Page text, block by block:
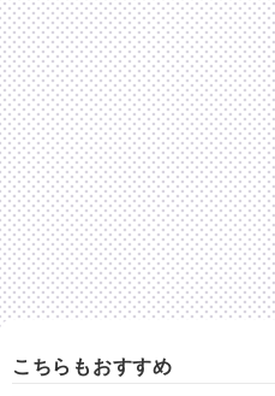
こちらもおすすめ